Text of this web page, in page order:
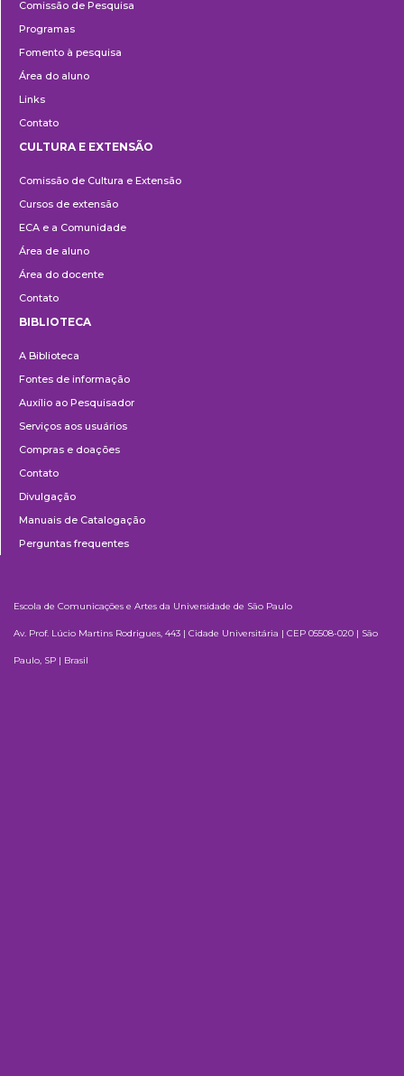
Comissão de Pesquisa
Programas
Fomento à pesquisa
Área do aluno
Links
Contato
e
Extensão
CULTURA E EXTENSÃO
Comissão de Cultura e Extensão
Cursos de extensão
ECA e a Comunidade
Área de aluno
Área do docente
Contato
BIBLIOTECA
A Biblioteca
Fontes de informação
Auxílio ao Pesquisador
Serviços aos usuários
Compras e doações
Contato
Divulgação
Manuais de Catalogação
Perguntas frequentes
Escola de Comunicações e Artes da Universidade de São Paulo
Av. Prof. Lúcio Martins Rodrigues, 443 | Cidade Universitária | CEP 05508-020 | São
Paulo, SP | Brasil